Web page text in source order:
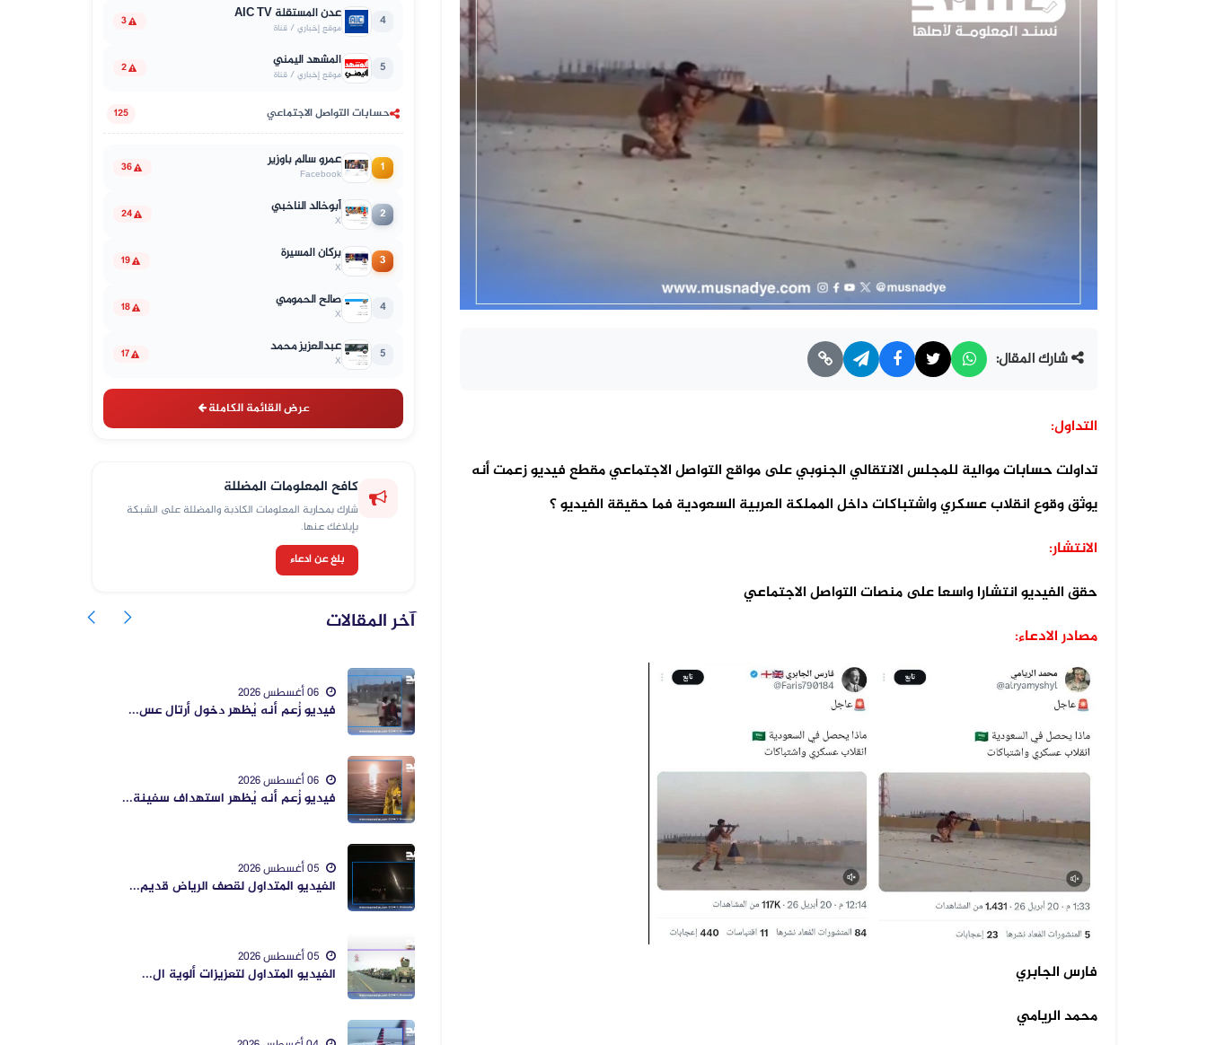
شارك المقال:
التداول:
تداولت حسابات موالية للمجلس الانتقالي الجنوبي على مواقع التواصل الاجتماعي مقطع فيديو زعمت أنه
يوثق وقوع انقلاب عسكري واشتباكات داخل المملكة العربية السعودية فما حقيقة الفيديو ؟
الانتشار:
حقق الفيديو انتشارا واسعا على منصات التواصل الاجتماعي
مصادر الادعاء:
فارس الجابري
محمد الريامي
4 عدن المستقلة AIC TV
موقع إخباري / قناة 3
5 المشهد اليمني
موقع إخباري / قناة 2
حسابات التواصل الاجتماعي 125
1 عمرو سالم باوزير
Facebook
36
2 أبوخالد الناخبي
X
24
3 بركان المسيرة
X
19
4 صالح الحمومي
X
18
5 عبدالعزيز محمد
X
17
عرض القائمة الكاملة
كافح المعلومات المضللة
شارك بمحاربة المعلومات الكاذبة والمضللة على الشبكة
بإبلاغك عنها.
بلغ عن ادعاء
آخر المقالات
06 أغسطس 2026
فيديو زُعم أنه يُظهر دخول أرتال عس...
فيديو زُعم أنه يُظهر استهداف سفينة...
05 أغسطس 2026
الفيديو المتداول لقصف الرياض قديم...
الفيديو المتداول لتعزيزات ألوية ال...
01 أغسطس 2026
فيديو مضلل المشاهد لا تُظهر حريقًا...
فيديو زُعم أنه يُظهر دخول أرتال عس...
فيديو زُعم أنه يُظهر استهداف سفينة...
الفيديو المتداول لقصف الرياض قديم...
الفيديو المتداول لتعزيزات ألوية ال...